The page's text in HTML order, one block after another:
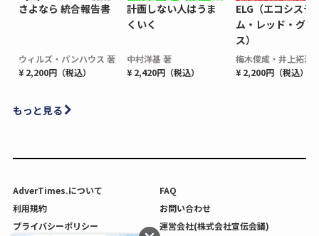
さよなら 統合報告書
ウィルズ・パンハウス 著
¥ 2,200円（税込）
計画しない人はうま
くいく
中村洋基 著
¥ 2,420円（税込）
ELG（エコシステ
ム・レッド・グロ
ス）
梅木俊成・井上拓海
¥ 2,200円（税込）
もっと見る
AdverTimes.について
FAQ
利用規約
お問い合わせ
プライバシーポリシー
運営会社(株式会社宣伝会議)